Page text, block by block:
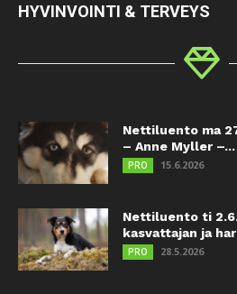
HYVINVOINTI & TERVEYS
Nettiluento ma
– Anne Myller –...
PRO 15.6.2026
Nettiluento ti
kasvattajan ja
PRO 28.5.2026